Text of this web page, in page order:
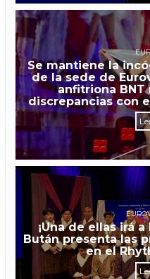
Se mantiene la
de la sede de
anfitriona BNT
discrepancias con
¡Una de ellas irá
Bután presenta las
en el